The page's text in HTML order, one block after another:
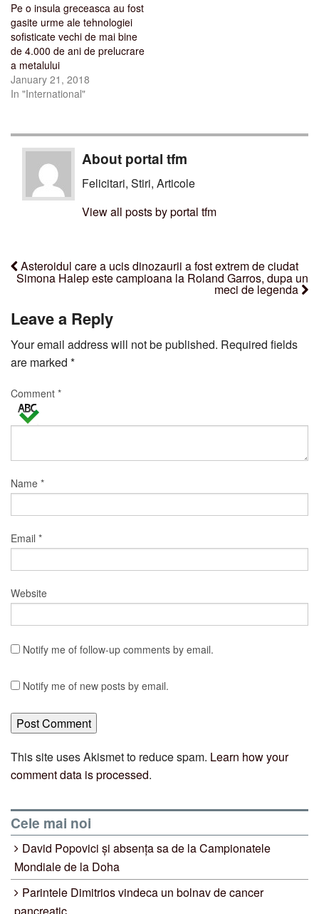
Pe o insula greceasca au fost
gasite urme ale tehnologiei
sofisticate vechi de mai bine
de 4.000 de ani de prelucrare
a metalului
January 21, 2018
In "International"
About portal tfm
Felicitari, Stiri, Articole
View all posts by portal tfm
Asteroidul care a ucis dinozaurii a fost extrem de ciudat
Simona Halep este campioana la Roland Garros, dupa un
meci de legenda
Leave a Reply
Your email address will not be published. Required fields
are marked *
Comment *
Name *
Email *
Website
Notify me of follow-up comments by email.
Notify me of new posts by email.
This site uses Akismet to reduce spam. Learn how your
comment data is processed.
Cele mai noi
David Popovici și absența sa de la Campionatele
Mondiale de la Doha
Parintele Dimitrios vindeca un bolnav de cancer
pancreatic